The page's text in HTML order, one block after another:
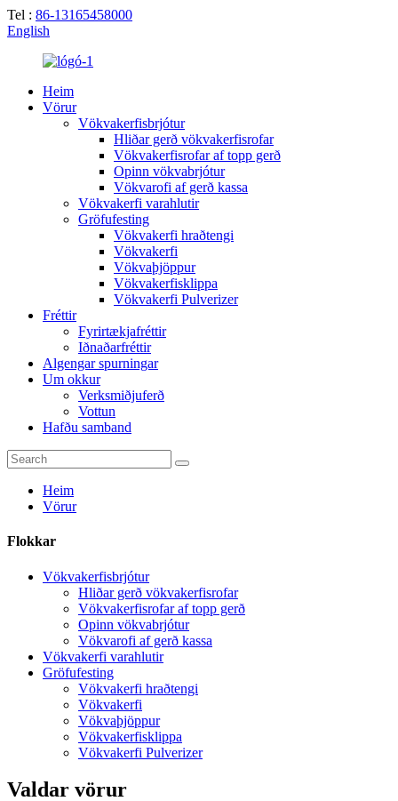
Tel : 86-13165458000
English
Heim
Vörur
Vökvakerfisbrjótur
Hliðar gerð vökvakerfisrofar
Vökvakerfisrofar af topp gerð
Opinn vökvabrjótur
Vökvarofi af gerð kassa
Vökvakerfi varahlutir
Gröfufesting
Vökvakerfi hraðtengi
Vökvakerfi
Vökvaþjöppur
Vökvakerfisklippa
Vökvakerfi Pulverizer
Fréttir
Fyrirtækjafréttir
Iðnaðarfréttir
Algengar spurningar
Um okkur
Verksmiðjuferð
Vottun
Hafðu samband
Heim
Vörur
Flokkar
Vökvakerfisbrjótur
Hliðar gerð vökvakerfisrofar
Vökvakerfisrofar af topp gerð
Opinn vökvabrjótur
Vökvarofi af gerð kassa
Vökvakerfi varahlutir
Gröfufesting
Vökvakerfi hraðtengi
Vökvakerfi
Vökvaþjöppur
Vökvakerfisklippa
Vökvakerfi Pulverizer
Valdar vörur